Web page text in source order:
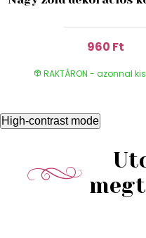
960 Ft
RAKTÁRON - azonnal
High-contrast mode